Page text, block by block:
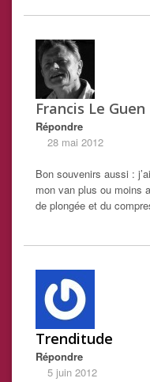
Francis Le Guen
Répondre
28 mai 2012
Bon souvenirs aussi :
mon van plus ou moins
de plongée et du
Trenditude
Répondre
5 juin 2012